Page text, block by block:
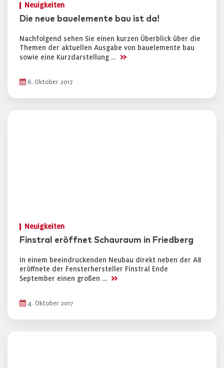
Neuigkeiten
Die neue bauelemente bau ist da!
Nachfolgend sehen Sie einen kurzen Überblick über die
Themen der aktuellen Ausgabe von bauelemente bau
sowie eine Kurzdarstellung … >>
6. Oktober 2017
Neuigkeiten
Finstral eröffnet Schauraum in Friedberg
In einem beeindruckenden Neubau direkt neben der A8
eröffnete der Fensterhersteller Finstral Ende
September einen großen … >>
4. Oktober 2017